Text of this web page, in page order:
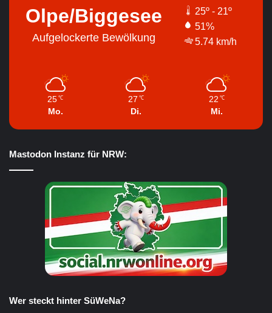
Olpe/Biggesee
Aufgelockerte Bewölkung
25º - 21º
51%
5.74 km/h
25 ℃
Mo.
27 ℃
Di.
22 ℃
Mi.
Mastodon Instanz für NRW:
Wer steckt hinter SüWeNa?